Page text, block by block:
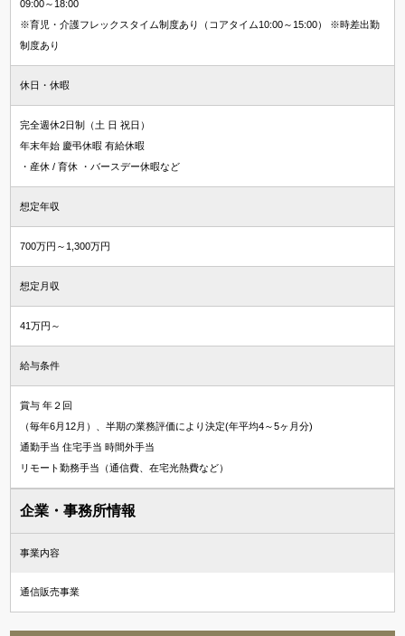
09:00～18:00
※育児・介護フレックスタイム制度あり（コアタイム10:00～15:00） ※時差出勤
制度あり
休日・休暇
完全週休2日制（土 日 祝日）
年末年始 慶弔休暇 有給休暇
・産休 / 育休 ・バースデー休暇など
想定年収
700万円～1,300万円
想定月収
41万円～
給与条件
賞与 年２回
（毎年6月12月）、半期の業務評価により決定(年平均4～5ヶ月分)
通勤手当 住宅手当 時間外手当
リモート勤務手当（通信費、在宅光熱費など）
企業・事務所情報
事業内容
通信販売事業